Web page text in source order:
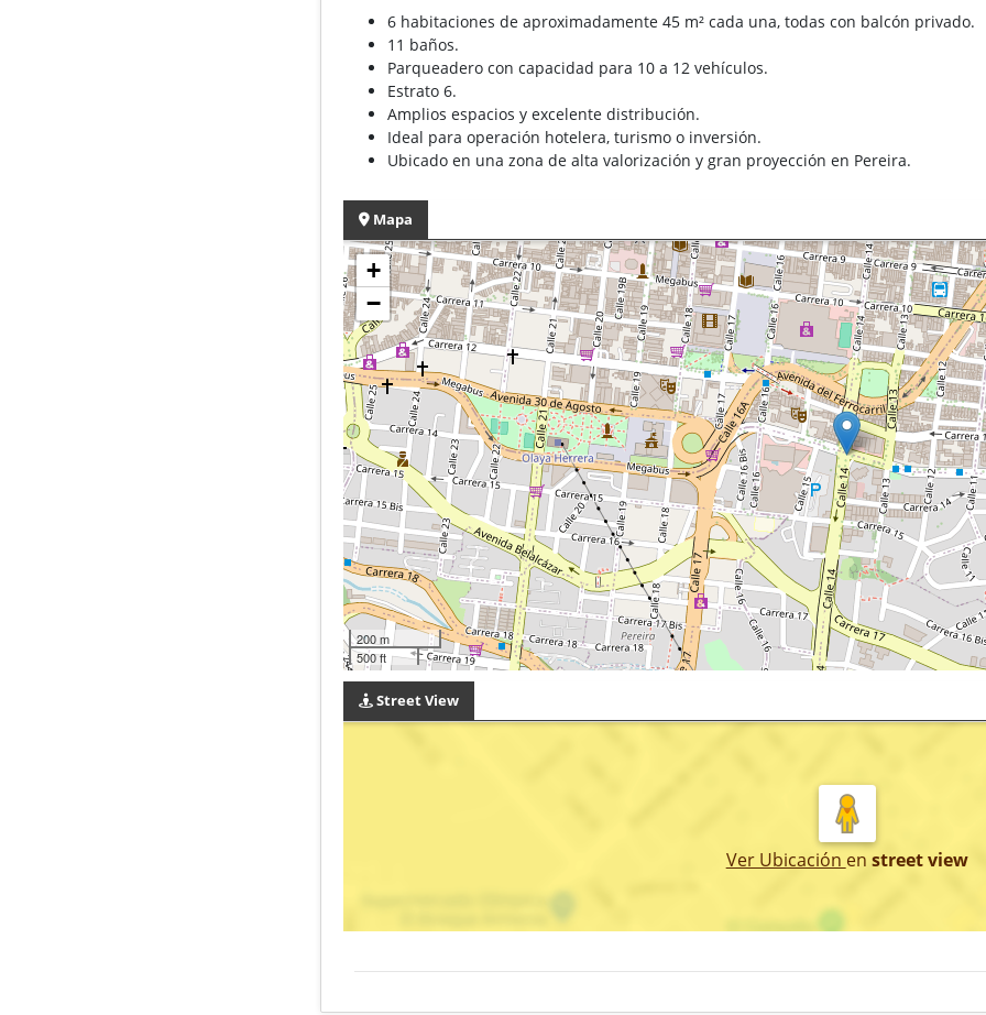
6 habitaciones de aproximadamente 45 m² cada una, todas con balcón privado.
11 baños.
Parqueadero con capacidad para 10 a 12 vehículos.
Estrato 6.
Amplios espacios y excelente distribución.
Ideal para operación hotelera, turismo o inversión.
Ubicado en una zona de alta valorización y gran proyección en Pereira.
Mapa
+
−
200 m
500 ft
Street View
Ver Ubicación en street view